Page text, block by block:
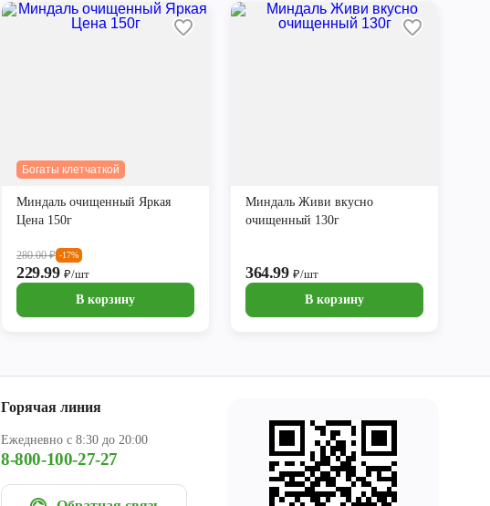
Богаты клетчаткой
Миндаль очищенный Яркая
Цена 150г
280.00₽ -17%
229.99₽/шт
В корзину
Миндаль Живи вкусно
очищенный 130г
364.99₽/шт
В корзину
Горячая линия
Ежедневно с 8:30 до 20:00
8-800-100-27-27